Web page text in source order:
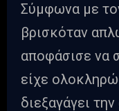
Σύμφωνα με
βρισκόταν
αποφάσισε να
είχε
διεξαγάγει